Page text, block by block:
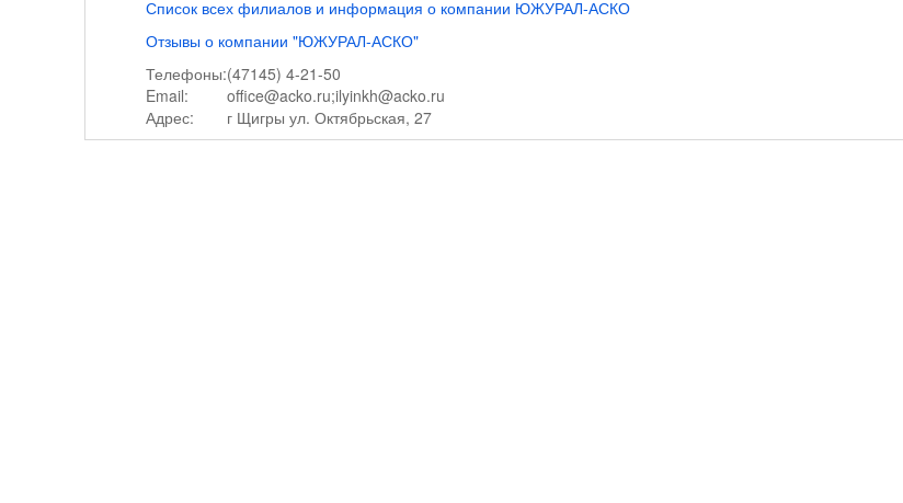
Список всех филиалов и информация о компании ЮЖУРАЛ-АСКО
Отзывы о компании "ЮЖУРАЛ-АСКО"
Телефоны:(47145) 4-21-50
Email:
office@acko.ru;ilyinkh@acko.ru
Адрес:
г Щигры ул. Октябрьская, 27